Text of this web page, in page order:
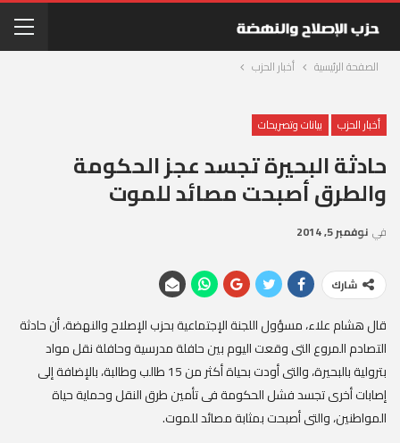
الصفحة الرئيسية أخبار الحزب
أخبار الحزب بيانات وتصريحات
حادثة البحيرة تجسد عجز الحكومة
والطرق أصبحت مصائد للموت
في نوفمبر 5, 2014
شارك
قال هشام علاء، مسؤول اللجنة الإجتماعية بحزب الإصلاح والنهضة، أن حادثة
التصادم المروع التى وقعت اليوم بين حافلة مدرسية وحافلة نقل مواد
بترولية بالبحيرة، والتى أودت بحياة أكثر من 15 طالب وطالبة، بالإضافة إلى
إصابات أخرى تجسد فشل الحكومة فى تأمين طرق النقل وحماية حياة
المواطنين، والتى أصبحت بمثابة مصائد للموت.